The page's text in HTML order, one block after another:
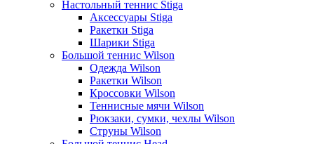
Настольный теннис Stiga
Аксессуары Stiga
Ракетки Stiga
Шарики Stiga
Большой теннис Wilson
Одежда Wilson
Ракетки Wilson
Кроссовки Wilson
Теннисные мячи Wilson
Рюкзаки, сумки, чехлы Wilson
Струны Wilson